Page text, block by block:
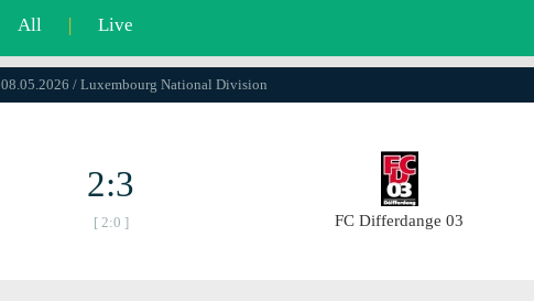
All | Live
/ Luxembourg National Division
2:3
[ 2:0 ] FC Differdange 03